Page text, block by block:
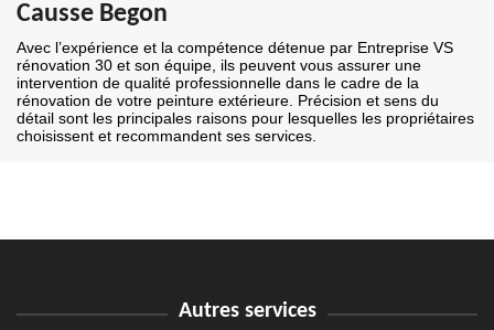
Causse Begon
Avec l’expérience et la compétence détenue par Entreprise VS
rénovation 30 et son équipe, ils peuvent vous assurer une
intervention de qualité professionnelle dans le cadre de la
rénovation de votre peinture extérieure. Précision et sens du
détail sont les principales raisons pour lesquelles les propriétaires
choisissent et recommandent ses services.
Autres services